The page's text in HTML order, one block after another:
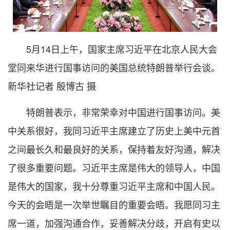
5月14日上午，国家主席习近平在北京人民大会
堂同来华进行国事访问的美国总统特朗普举行会谈。
新华社记者 殷博古 摄
特朗普表示，非常荣幸对中国进行国事访问。美
中关系很好，我同习近平主席建立了历史上美中元首
之间最长久和最良好的关系，保持着友好沟通，解决
了很多重要问题。习近平主席是伟大的领导人，中国
是伟大的国家，我十分尊重习近平主席和中国人民。
今天的会晤是一次举世瞩目的重要会晤。我愿同习主
席一道，加强沟通合作，妥善解决分歧，开启有史以